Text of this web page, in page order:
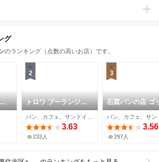
グ
のランキング（点数の高いお店）です。
2
トロワ ブーランジェ
リー
3.63
233人
3
石窯パンの店 ゴ
3.56
297人